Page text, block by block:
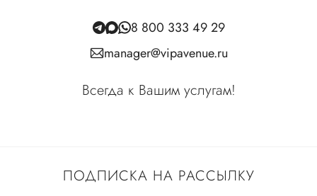
ПОДПИСКА НА РАССЫЛКУ
8 800 333 49 29
manager@vipavenue.ru
Всегда к Вашим услугам!